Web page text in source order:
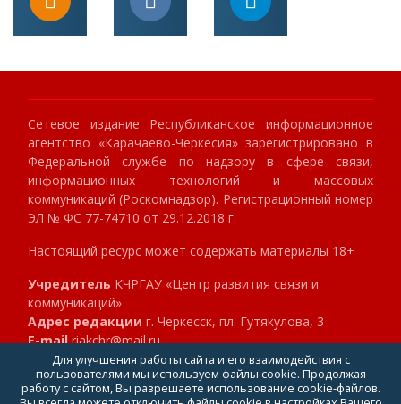
Сетевое издание Республиканское информационное
агентство «Карачаево-Черкесия» зарегистрировано в
Федеральной службе по надзору в сфере связи,
информационных технологий и массовых
коммуникаций (Роскомнадзор). Регистрационный номер
ЭЛ № ФС 77-74710 от 29.12.2018 г.
Настоящий ресурс может содержать материалы 18+
Учредитель КЧРГАУ «Центр развития связи и
коммуникаций»
Адрес редакции г. Черкесск, пл. Гутякулова, 3
E-mailriakchr@mail.ru
Телефон8 (8782) 23-89-40
Главный редакторКлокова Мария Алексеевна
Для улучшения работы сайта и его взаимодействия с
пользователями мы используем файлы cookie. Продолжая
работу с сайтом, Вы разрешаете использование cookie-файлов.